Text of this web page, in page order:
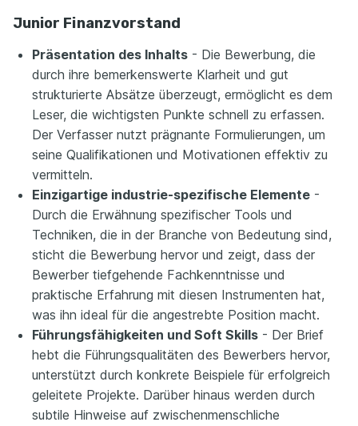
Junior Finanzvorstand
Präsentation des Inhalts - Die Bewerbung, die
durch ihre bemerkenswerte Klarheit und gut
strukturierte Absätze überzeugt, ermöglicht es dem
Leser, die wichtigsten Punkte schnell zu erfassen.
Der Verfasser nutzt prägnante Formulierungen, um
seine Qualifikationen und Motivationen effektiv zu
vermitteln.
Einzigartige industrie-spezifische Elemente -
Durch die Erwähnung spezifischer Tools und
Techniken, die in der Branche von Bedeutung sind,
sticht die Bewerbung hervor und zeigt, dass der
Bewerber tiefgehende Fachkenntnisse und
praktische Erfahrung mit diesen Instrumenten hat,
was ihn ideal für die angestrebte Position macht.
Führungsfähigkeiten und Soft Skills - Der Brief
hebt die Führungsqualitäten des Bewerbers hervor,
unterstützt durch konkrete Beispiele für erfolgreich
geleitete Projekte. Darüber hinaus werden durch
subtile Hinweise auf zwischenmenschliche